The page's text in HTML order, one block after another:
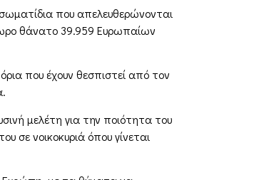
που απελευθερώνονται
θάνατο 39.959 Ευρωπαίων
που έχουν θεσπιστεί από τον
μελέτη για την ποιότητα του
σε νοικοκυριά όπου γίνεται